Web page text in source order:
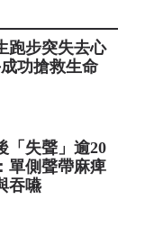
跑步突失去心
功搶救生命
「失聲」逾20
側聲帶麻痺
吞嚥